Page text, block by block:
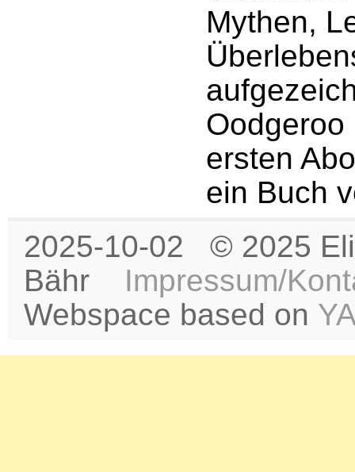
Mythen,
ersten
ein Buch
2025-10-02 © 2025
Bähr Impressum/
Webspace based on